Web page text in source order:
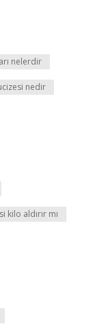
nelerdir
nedir
kilo aldırır mı